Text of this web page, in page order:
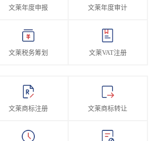
文莱年度申报 文莱年度审计
文莱税务筹划 文莱VAT注册
文莱商标注册 文莱商标转让